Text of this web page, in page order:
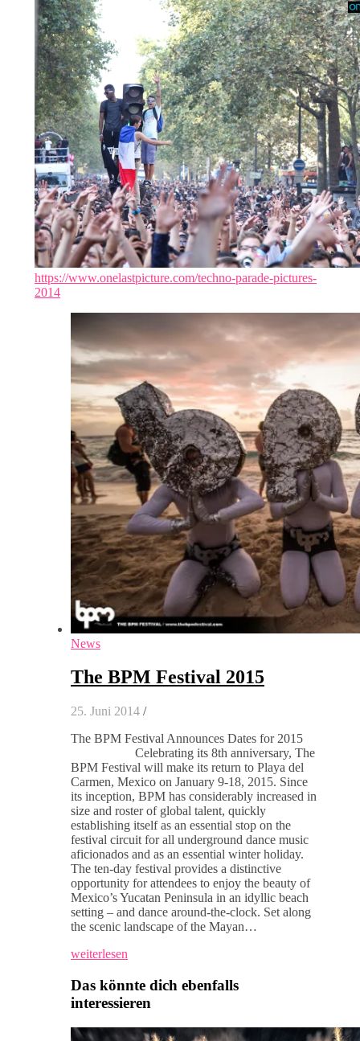
https://www.onelastpicture.com/techno-parade-pictures-
2014
News
The BPM Festival 2015
25. Juni 2014 /
The BPM Festival Announces Dates for 2015
Celebrating its 8th anniversary, The
BPM Festival will make its return to Playa del
Carmen, Mexico on January 9-18, 2015. Since
its inception, BPM has considerably increased in
size and roster of global talent, quickly
establishing itself as an essential stop on the
festival circuit for all underground dance music
aficionados and as an essential winter holiday.
The ten-day festival provides a distinctive
opportunity for attendees to enjoy the beauty of
Mexico’s Yucatan Peninsula in an idyllic beach
setting – and dance around-the-clock. Set along
the scenic landscape of the Mayan…
weiterlesen
Das könnte dich ebenfalls
interessieren